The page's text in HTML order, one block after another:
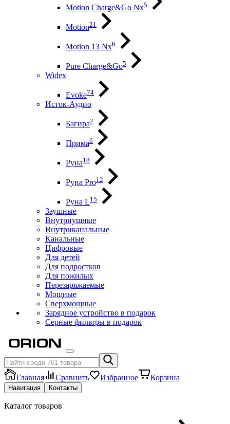
Motion Charge&Go Nx5
Motion21
Motion 13 Nx6
Pure Charge&Go5
Widex
Evoke74
Исток-Аудио
Багира2
Прима6
Руна18
Руна Pro12
Руна L15
Заушные
Внутриушные
Внутриканальные
Канальные
Цифровые
Для детей
Для подростков
Для пожилых
Перезаряжаемые
Мощные
Сверхмощные
Зарядное устройство в подарок
Серные фильтры в подарок
Главная Сравнить Избранное Корзина
Навигация Контакты
Каталог товаров